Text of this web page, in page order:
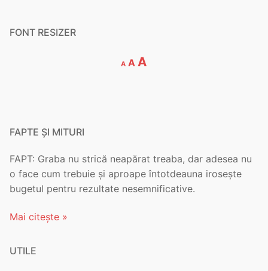
FONT RESIZER
A
Decrease
font
A Reset
A
FAPTE ȘI MITURI
FAPT: Graba nu strică neapărat treaba, dar adesea nu
o face cum trebuie și aproape întotdeauna irosește
bugetul pentru rezultate nesemnificative.
Mai citește »
UTILE